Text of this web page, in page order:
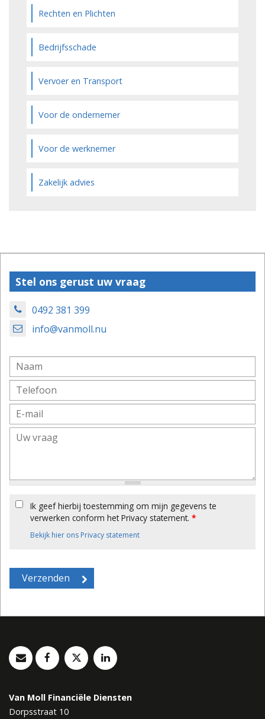
Rechten en Plichten
Bedrijfsschade
Vervoer en Transport
Voor de ondernemer
Voor de werknemer
Zakelijk advies
Stel ons gerust uw vraag
0492 381 399
info@vanmoll.nu
Ik geef hierbij toestemming om mijn gegevens te
verwerken conform het Privacy statement. *
Bekijk hier ons Privacy statement
Van Moll Financiële Diensten
Dorpsstraat 10